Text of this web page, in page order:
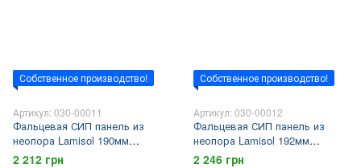
Собственное производство!
Артикул: 030-00011
Фальцевая СИП панель из
неопора Lamisol 190мм
10/180/0,45мм
2 212 грн
Собственное производство!
Артикул: 030-00012
Фальцевая СИП панель из
неопора Lamisol 192мм
12/180/0,45мм
2 246 грн